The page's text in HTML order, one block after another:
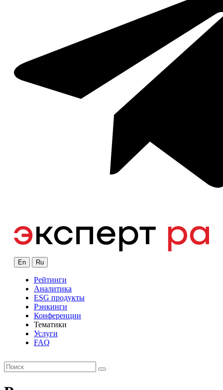
En Ru
Рейтинги
Аналитика
ESG продукты
Рэнкинги
Конференции
Тематики
Услуги
FAQ